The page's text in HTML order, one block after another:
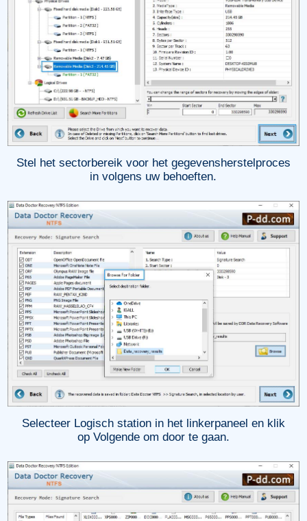
Stel het sectorbereik voor het gegevensherstelproces
in volgens uw behoeften.
Selecteer Logisch station in het linkerpaneel en klik
op Volgende om door te gaan.